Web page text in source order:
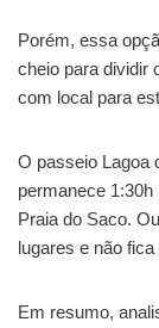
Porém, essa
cheio para dividir
com local para
O passeio Lagoa
permanece 1:30h
Praia do Saco.
lugares e não fica
Em resumo,